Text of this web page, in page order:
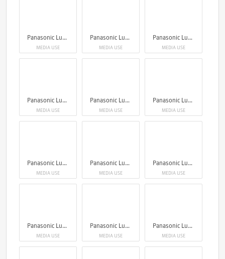
Panasonic Lumix S1RII
MEDIA USE
Panasonic Lumix S1RII
MEDIA USE
Panasonic Lumix S1RII
MEDIA USE
Panasonic Lumix S1RII
MEDIA USE
Panasonic Lumix S1RII
MEDIA USE
Panasonic Lumix S1RII
MEDIA USE
Panasonic Lumix S1RII
MEDIA USE
Panasonic Lumix S1RII
MEDIA USE
Panasonic Lumix S1RII
MEDIA USE
Panasonic Lumix S1RII
MEDIA USE
Panasonic Lumix S1RII
MEDIA USE
Panasonic Lumix S1RII
MEDIA USE